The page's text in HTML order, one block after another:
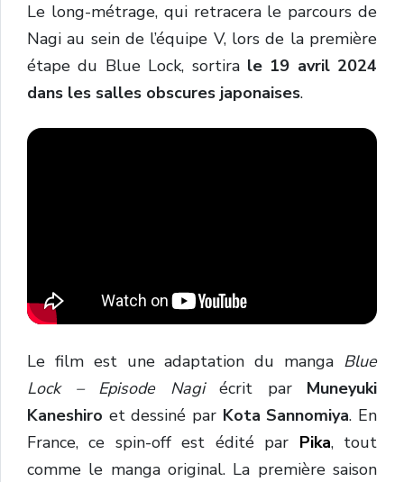
Le long-métrage, qui retracera le parcours de
Nagi au sein de l’équipe V, lors de la première
étape du Blue Lock, sortira le 19 avril 2024
dans les salles obscures japonaises.
Le film est une adaptation du manga Blue
Lock – Episode Nagiécrit par Muneyuki
Kaneshiro et dessiné par Kota Sannomiya. En
France, ce spin-off est édité par Pika, tout
comme le manga original. La première saison